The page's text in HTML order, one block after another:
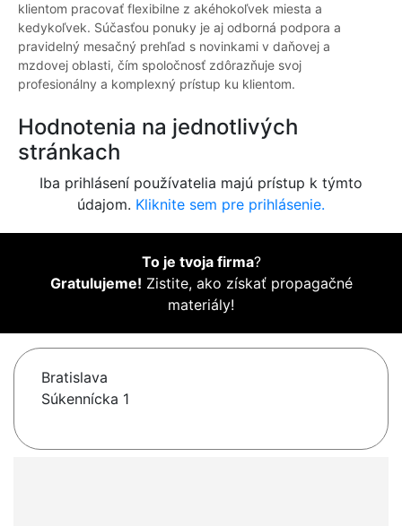
klientom pracovať flexibilne z akéhokoľvek miesta a
kedykoľvek. Súčasťou ponuky je aj odborná podpora a
pravidelný mesačný prehľad s novinkami v daňovej a
mzdovej oblasti, čím spoločnosť zdôrazňuje svoj
profesionálny a komplexný prístup ku klientom.
Hodnotenia na jednotlivých
stránkach
Iba prihlásení používatelia majú prístup k týmto
údajom. Kliknite sem pre prihlásenie.
To je tvoja firma?
Gratulujeme! Zistite, ako získať propagačné
materiály!
Bratislava
Súkennícka 1